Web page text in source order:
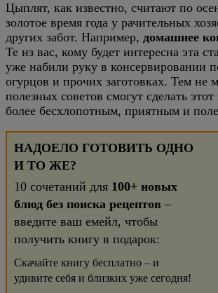
Цыплят, как известно, считают по
золотое время года у рачительных
других забот. Например, домашнее
Те из вас, кому будет интересна эта
уже набили руку в консервировании
огурцов и прочих заготовках. Тем не
полезных советов смогут сделать
более бесхлопотным, приятным и
НАДОЕЛО ГОТОВИТЬ ОДНО
И ТО ЖЕ?
10 сочетаний для 100+ новых
блюд без поиска рецептов –
введите ваш емейл, чтобы
получить книгу в подарок:
Скачайте книгу бесплатно – и
удивите себя и близких уже сегодня!